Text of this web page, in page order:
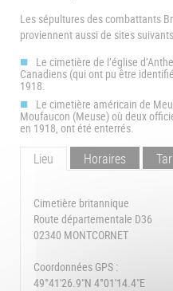
Les sépultures des combattants
proviennent aussi de sites
Le cimetière de l’église
Canadiens (qui ont pu être
1918.
Le cimetière américain de
Moufaucon (Meuse) où deux
en 1918, ont été enterrés.
Lieu Horaires
Cimetière britannique
Route départementale D36
02340 MONTCORNET
Coordonnées GPS :
49°41'26.9"N 4°01'14.4"E